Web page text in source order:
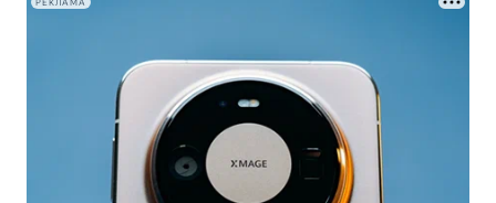
РЕКЛАМА